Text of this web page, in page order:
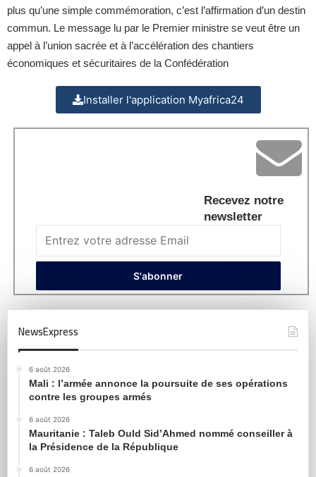
plus qu’une simple commémoration, c’est l’affirmation d’un destin
commun. Le message lu par le Premier ministre se veut être un
appel à l’union sacrée et à l’accélération des chantiers
économiques et sécuritaires de la Confédération
Installer l'application Myafrica24
Recevez notre
newsletter
NewsExpress
6 août 2026
Mali : l’armée annonce la poursuite de ses opérations
contre les groupes armés
6 août 2026
Mauritanie : Taleb Ould Sid’Ahmed nommé conseiller à
la Présidence de la République
6 août 2026